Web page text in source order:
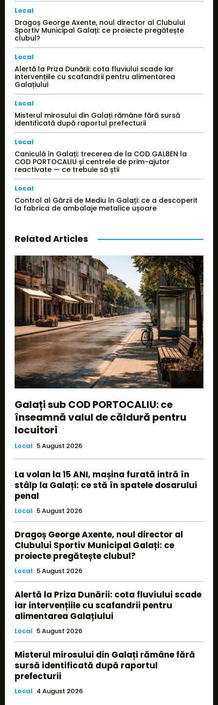
Local
Dragoș George Axente, noul director al Clubului
Sportiv Municipal Galați: ce proiecte pregătește
clubul?
Local
Alertă la Priza Dunării: cota fluviului scade iar
intervențiile cu scafandrii pentru alimentarea
Galațiului
Local
Misterul mirosului din Galați rămâne fără sursă
identificată după raportul prefecturii
Local
Caniculă în Galați: trecerea de la COD GALBEN la
COD PORTOCALIU și centrele de prim-ajutor
reactivate — ce trebuie să știi
Local
Control al Gărzii de Mediu în Galați: ce a descoperit
la fabrica de ambalaje metalice ușoare
Related Articles
Galați sub COD PORTOCALIU: ce
înseamnă valul de căldură pentru
locuitori
Local 5 August 2026
La volan la 15 ANI, mașina furată intră în
stâlp la Galați: ce stă în spatele dosarului
penal
Local 5 August 2026
Dragoș George Axente, noul director al
Clubului Sportiv Municipal Galați: ce
proiecte pregătește clubul?
Local 5 August 2026
Alertă la Priza Dunării: cota fluviului scade
iar intervențiile cu scafandrii pentru
alimentarea Galațiului
Local 5 August 2026
Misterul mirosului din Galați rămâne fără
sursă identificată după raportul
prefecturii
Local 4 August 2026